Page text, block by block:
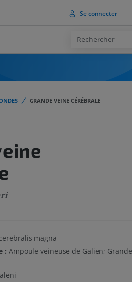
Se connecter
GRANDE VEINE CÉRÉBRALE
magna
: Ampoule veineuse de Galien; Grande